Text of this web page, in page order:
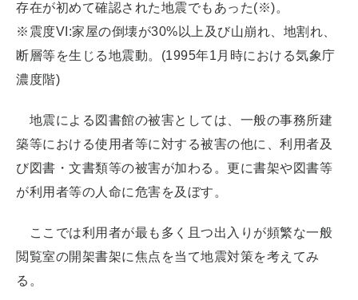
存在が初めて確認された地震でもあった(※)。
※震度VI:家屋の倒壊が30%以上及び山崩れ、地割れ、
断層等を生じる地震動。(1995年1月時における気象庁
濃度階)
地震による図書館の被害としては、一般の事務所建
築等における使用者等に対する被害の他に、利用者及
び図書・文書類等の被害が加わる。更に書架や図書等
が利用者等の人命に危害を及ぼす。
ここでは利用者が最も多く且つ出入りが頻繁な一般
閲覧室の開架書架に焦点を当て地震対策を考えてみ
る。